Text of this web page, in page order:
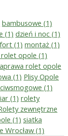
bambusowe (1)
(1) dzień i noc (1)
(1) montaż (1)
opole (1)
rolet opole
(1) Plisy Opole
(1)
(1) rolety
zewnętrzne
(1) siatka
Wrocław(1)